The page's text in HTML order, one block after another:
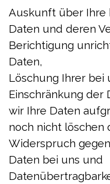
Auskunft über Ihre
Daten und deren
Berichtigung
Daten,
Löschung Ihrer bei
Einschränkung der
wir Ihre Daten
noch nicht löschen
Widerspruch
Daten bei uns und